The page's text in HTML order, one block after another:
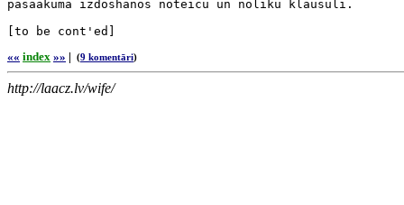
pasaakuma izdoshanos noteicu un noliku klausuli.
[to be cont'ed]
«« index »» | (9 komentāri)
http://laacz.lv/wife/